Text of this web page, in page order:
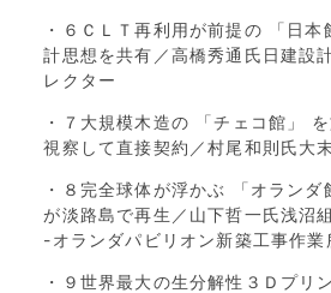
・６ＣＬＴ再利用が前提の 「日
計思想を共有／高橋秀通氏日建設
レクター
・７大規模木造の 「チェコ館」
視察して直接契約／村尾和則氏大
・８完全球体が浮かぶ 「オラン
が淡路島で再生／山下哲一氏浅沼
-オランダパビリオン新築工事作業
・９世界最大の生分解性３Ｄプリ